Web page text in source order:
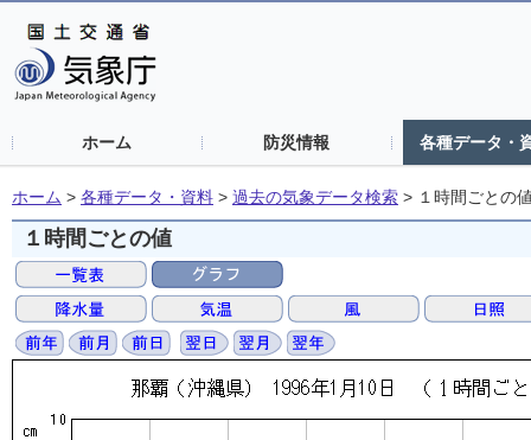
ホーム 防災情報 各種データ・
ホーム > 各種データ・資料 > 過去の気象データ検索 > １時間ごとの
１時間ごとの値